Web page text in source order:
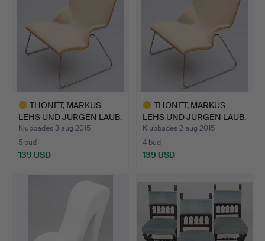
THONET, MARKUS
LEHS UND JÜRGEN LAUB.
DESIG…
Klubbades 3 aug 2015
5 bud
139 USD
THONET, MARKUS
LEHS UND JÜRGEN LAUB.
DESIG…
Klubbades 2 aug 2015
4 bud
139 USD
föremål